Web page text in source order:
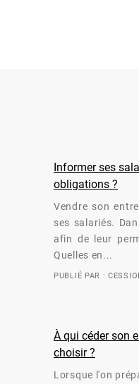
Informer ses
obligations ?
Vendre son
ses salariés.
afin de leur
Quelles en...
PUBLIÉ PAR :
À qui céder son
choisir ?
Lorsque l'on